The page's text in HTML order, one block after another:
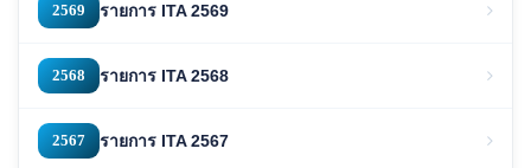
2569 รายการ ITA 2569
2568 รายการ ITA 2568
2567 รายการ ITA 2567